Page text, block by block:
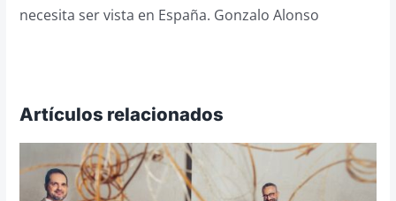
necesita ser vista en España. Gonzalo Alonso
Artículos relacionados